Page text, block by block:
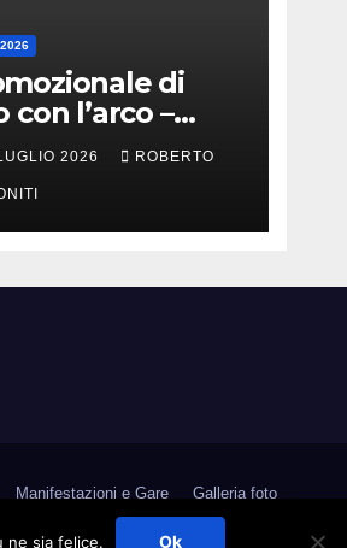
di
con l’arco –
Rosmarino
2026 ROBERTO
Manifestazioni e Gare Galleria foto
Contatti Link Utili Area Riservata
ne sia felice. Ok